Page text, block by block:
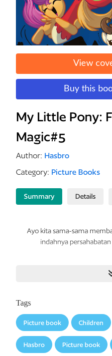
View
Buy this
My Little Pony:
Magic#5
Author: Hasbro
Category: Picture Books
Summary Details
Ayo kita sama-sama
indahnya
Big McIntosh diminta
seluruh kota hanya demi
Zen dan Seni
Setelah melewati berbagai
Tags
Picture book Children
Hasbro Picture book